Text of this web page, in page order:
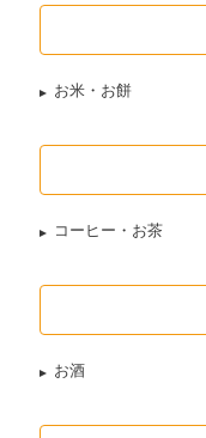
お米・お餅
コーヒー・お茶
お酒